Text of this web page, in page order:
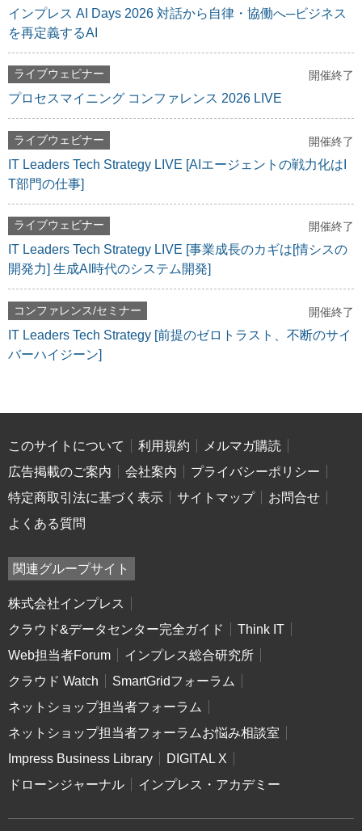
インプレス AI Days 2026 対話から自律・協働へ─ビジネス
を再定義するAI
ライブウェビナー 開催終了
プロセスマイニング コンファレンス 2026 LIVE
ライブウェビナー 開催終了
IT Leaders Tech Strategy LIVE [AIエージェントの戦力化はI
T部門の仕事]
ライブウェビナー 開催終了
IT Leaders Tech Strategy LIVE [事業成長のカギは[情シスの
開発力] 生成AI時代のシステム開発]
コンファレンス/セミナー 開催終了
IT Leaders Tech Strategy [前提のゼロトラスト、不断のサイ
バーハイジーン]
このサイトについて 利用規約
メルマガ購読
広告掲載のご案内
会社案内
プライバシーポリシー
特定商取引法に基づく表示
サイトマップ
お問合せ
よくある質問
関連グループサイト
株式会社インプレス
クラウド&データセンター完全ガイド
Think IT
Web担当者Forum
インプレス総合研究所
クラウド Watch
SmartGridフォーラム
ネットショップ担当者フォーラム
ネットショップ担当者フォーラムお悩み相談室
Impress Business Library
DIGITAL X
ドローンジャーナル
インプレス・アカデミー